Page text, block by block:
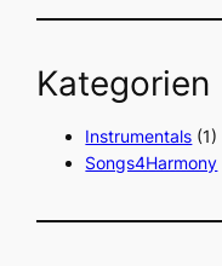
c
e
Kategorien
Instrumentals (1)
Songs4Harmony